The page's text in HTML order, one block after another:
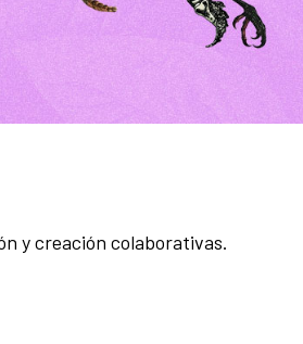
y creación colaborativas.